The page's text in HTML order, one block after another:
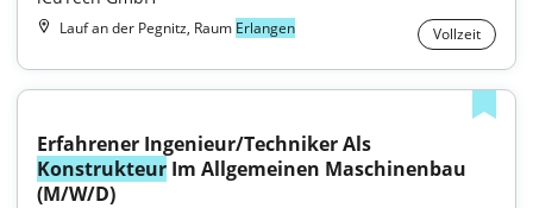
Lauf an der Pegnitz, Raum Erlangen Vollzeit
Konstrukteur Im Allgemeinen Maschinenbau
(M/W/D)